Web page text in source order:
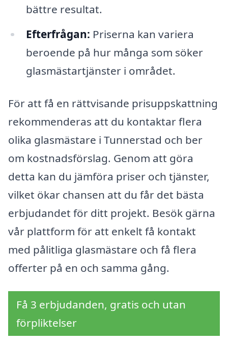
bättre resultat.
Efterfrågan: Priserna kan variera
beroende på hur många som söker
glasmästartjänster i området.
För att få en rättvisande prisuppskattning
rekommenderas att du kontaktar flera
olika glasmästare i Tunnerstad och ber
om kostnadsförslag. Genom att göra
detta kan du jämföra priser och tjänster,
vilket ökar chansen att du får det bästa
erbjudandet för ditt projekt. Besök gärna
vår plattform för att enkelt få kontakt
med pålitliga glasmästare och få flera
offerter på en och samma gång.
Få 3 erbjudanden, gratis och utan
förpliktelser